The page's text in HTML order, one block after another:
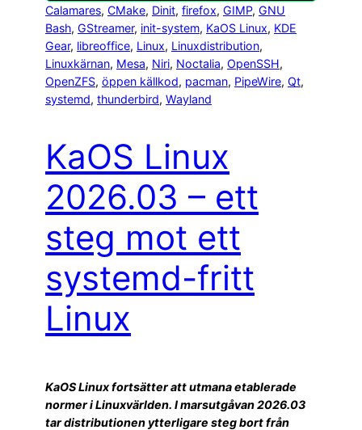
Calamares, CMake, Dinit, firefox, GIMP, GNU
Bash, GStreamer, init-system, KaOS Linux, KDE
Gear, libreoffice, Linux, Linuxdistribution
Linuxkärnan, Mesa, Niri, Noctalia, OpenSSH
OpenZFS, öppen källkod, pacman, PipeWire, Qt
systemd, thunderbird, Wayland
KaOS Linux
2026.03 – ett
steg mot ett
systemd-fritt
Linux
KaOS Linux fortsätter att utmana etablerade
normer i Linuxvärlden. I marsutgåvan 2026.03
tar distributionen ytterligare steg bort från